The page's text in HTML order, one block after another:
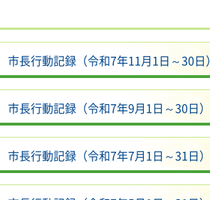
市長行動記録（令和7年11月1日～30日）
市長行動記録（令和7年9月1日～30日）
市長行動記録（令和7年7月1日～31日）